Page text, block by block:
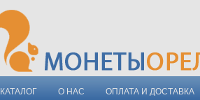
КАТАЛОГ О НАС ОПЛАТА И ДОСТАВКА